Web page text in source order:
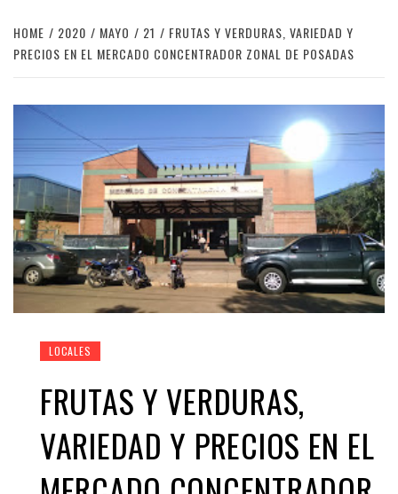
HOME 2020 MAYO 21
FRUTAS Y VERDURAS, VARIEDAD Y
PRECIOS EN EL MERCADO CONCENTRADOR ZONAL DE POSADAS
LOCALES
FRUTAS Y VERDURAS,
VARIEDAD Y PRECIOS EN EL